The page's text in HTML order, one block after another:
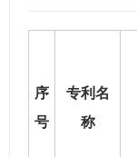
序
号
专利名
称